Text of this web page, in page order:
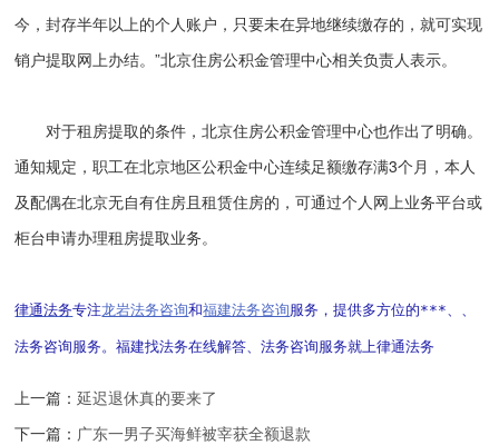
今，封存半年以上的个人账户，只要未在异地继续缴存的，就可实现
销户提取网上办结。”北京住房公积金管理中心相关负责人表示。
对于租房提取的条件，北京住房公积金管理中心也作出了明确。
通知规定，职工在北京地区公积金中心连续足额缴存满3个月，本人
及配偶在北京无自有住房且租赁住房的，可通过个人网上业务平台或
柜台申请办理租房提取业务。
律通法务专注龙岩法务咨询和福建法务咨询服务，提供多方位的***、、
法务咨询服务。福建找法务在线解答、法务咨询服务就上律通法务
上一篇：延迟退休真的要来了
下一篇： 广东一男子买海鲜被宰获全额退款